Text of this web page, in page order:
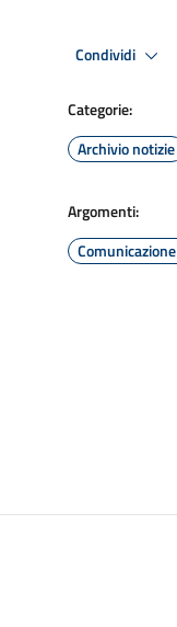
Condividi
Categorie:
Archivio notizie
Argomenti: